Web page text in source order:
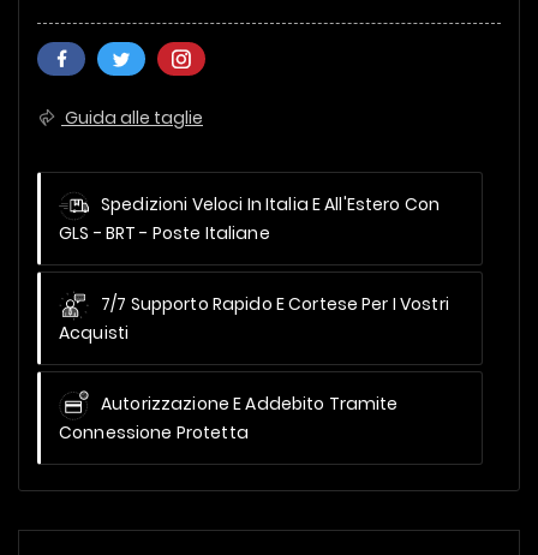
Guida alle taglie
Spedizioni Veloci In Italia E All'Estero Con
GLS - BRT - Poste Italiane
7/7 Supporto Rapido E Cortese Per I Vostri
Acquisti
Autorizzazione E Addebito Tramite
Connessione Protetta